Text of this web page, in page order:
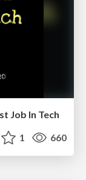
Job In Tech
1 660